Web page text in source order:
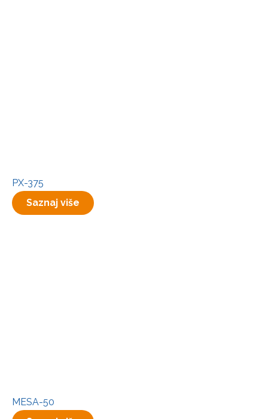
PX-375
Saznaj više
MESA-50